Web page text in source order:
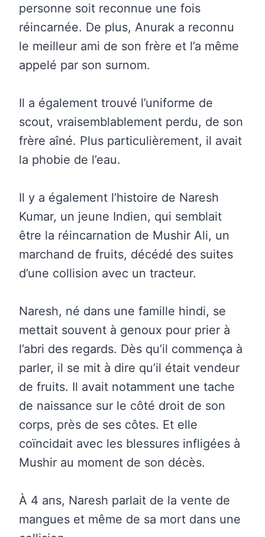
personne soit reconnue une fois
réincarnée. De plus, Anurak a reconnu
le meilleur ami de son frère et l’a même
appelé par son surnom.
Il a également trouvé l’uniforme de
scout, vraisemblablement perdu, de son
frère aîné. Plus particulièrement, il avait
la phobie de l’eau.
Il y a également l’histoire de Naresh
Kumar, un jeune Indien, qui semblait
être la réincarnation de Mushir Ali, un
marchand de fruits, décédé des suites
d’une collision avec un tracteur.
Naresh, né dans une famille hindi, se
mettait souvent à genoux pour prier à
l’abri des regards. Dès qu’il commença à
parler, il se mit à dire qu’il était vendeur
de fruits. Il avait notamment une tache
de naissance sur le côté droit de son
corps, près de ses côtes. Et elle
coïncidait avec les blessures infligées à
Mushir au moment de son décès.
À 4 ans, Naresh parlait de la vente de
mangues et même de sa mort dans une